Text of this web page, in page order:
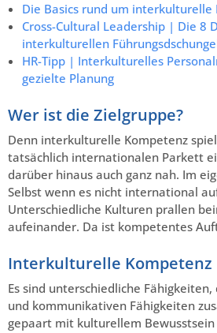
Die Basics rund um interkulturelle
Cross-Cultural Leadership | Die 8
interkulturellen
HR-Tipp | Interkulturelles
gezielte Planung
Wer ist die Zielgruppe?
Denn interkulturelle Kompetenz
tatsächlich internationalen Parkett
darüber hinaus auch ganz nah. Im
Selbst wenn es nicht international
Unterschiedliche Kulturen prallen
aufeinander. Da ist kompetentes
Interkulturelle
Es sind unterschiedliche
und kommunikativen Fähigkeiten
gepaart mit kulturellem Bewusstsein